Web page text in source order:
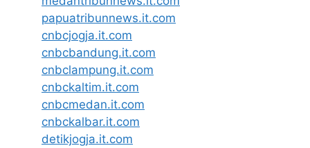
papuatribunnews.it.com
cnbcjogja.it.com
cnbcbandung.it.com
cnbclampung.it.com
cnbckaltim.it.com
cnbcmedan.it.com
cnbckalbar.it.com
detikjogja.it.com